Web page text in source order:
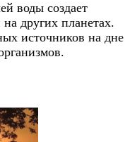
воды создает
других планетах.
источников на дне